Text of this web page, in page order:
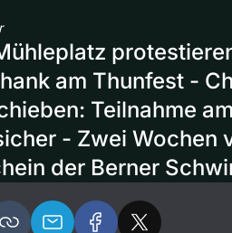
am Thunfest -
Teilnahme
- Zwei Wochen
der Berner